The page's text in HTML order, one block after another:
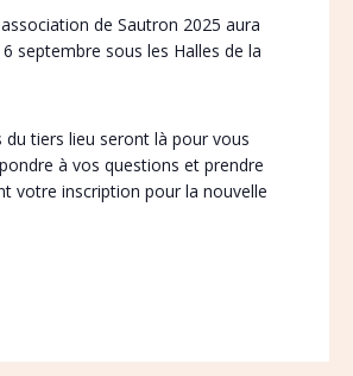
de Sautron 2025 aura
septembre sous les Halles de la
du tiers lieu seront là pour vous
à vos questions et prendre
votre inscription pour la nouvelle